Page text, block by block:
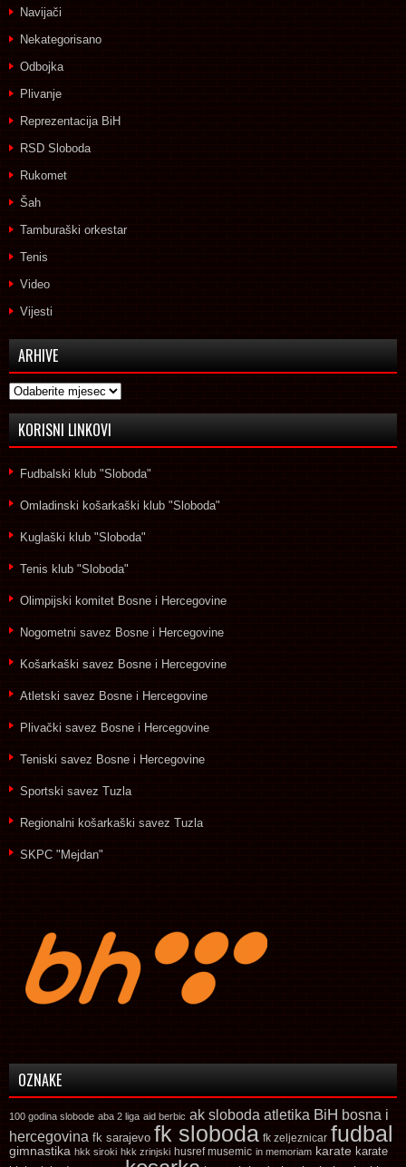
Navijači
Nekategorisano
Odbojka
Plivanje
Reprezentacija BiH
RSD Sloboda
Rukomet
Šah
Tamburaški orkestar
Tenis
Video
Vijesti
ARHIVE
Arhive
KORISNI LINKOVI
Fudbalski klub "Sloboda"
Omladinski košarkaški klub "Sloboda"
Kuglaški klub "Sloboda"
Tenis klub "Sloboda"
Olimpijski komitet Bosne i Hercegovine
Nogometni savez Bosne i Hercegovine
Košarkaški savez Bosne i Hercegovine
Atletski savez Bosne i Hercegovine
Plivački savez Bosne i Hercegovine
Teniski savez Bosne i Hercegovine
Sportski savez Tuzla
Regionalni košarkaški savez Tuzla
SKPC "Mejdan"
OZNAKE
100 godina slobode aba 2 liga aid berbic ak sloboda atletika BiH bosna i
hercegovina fk sarajevo fk sloboda fk zeljeznicar fudbal
gimnastika hkk siroki hkk zrinjski husref musemic in memoriam karate karate